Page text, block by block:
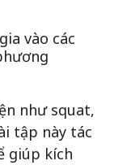
vào các
như squat,
tập này tác
giúp kích